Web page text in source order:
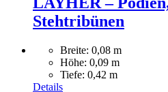
Stehtribünen
Breite: 0,08 m
Höhe: 0,09 m
Tiefe: 0,42 m
Details